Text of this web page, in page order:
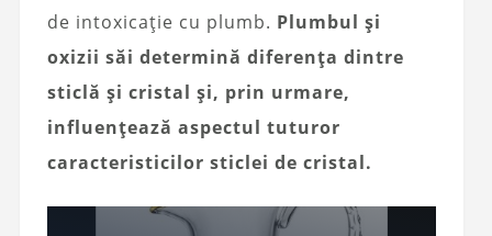
de intoxicație cu plumb. Plumbul și
oxizii săi determină diferența dintre
sticlă și cristal și, prin urmare,
influențează aspectul tuturor
caracteristicilor sticlei de cristal.